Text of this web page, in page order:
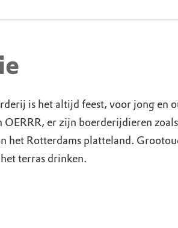
is het altijd feest, voor jong en
OERRR, er zijn boerderijdieren
het Rotterdams platteland.
terras drinken.